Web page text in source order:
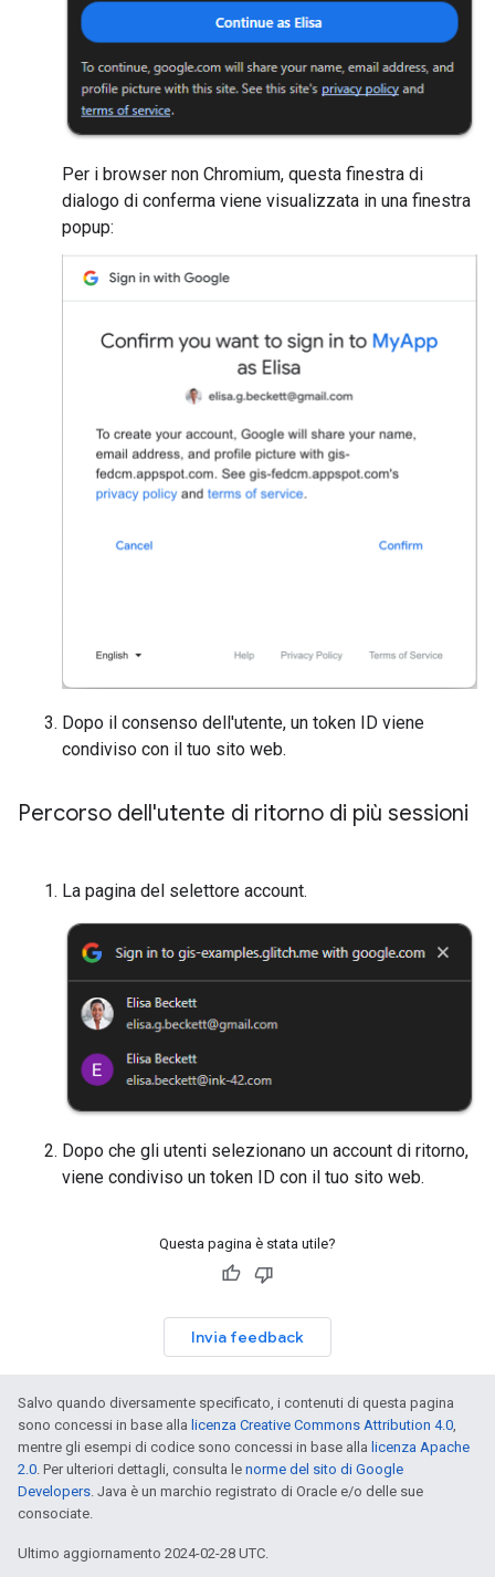
Per i browser non Chromium, questa finestra di
dialogo di conferma viene visualizzata in una finestra
popup:
Dopo il consenso dell'utente, un token ID viene
condiviso con il tuo sito web.
Percorso dell'utente di ritorno di più sessioni
La pagina del selettore account.
Dopo che gli utenti selezionano un account di ritorno,
viene condiviso un token ID con il tuo sito web.
Questa pagina è stata utile?
Invia feedback
Salvo quando diversamente specificato, i contenuti di questa pagina
sono concessi in base alla licenza Creative Commons Attribution 4.0
mentre gli esempi di codice sono concessi in base alla licenza Apache
2.0 . Per ulteriori dettagli, consulta le norme del sito di Google
Developers . Java è un marchio registrato di Oracle e/o delle sue
consociate.
Ultimo aggiornamento 2024-02-28 UTC.